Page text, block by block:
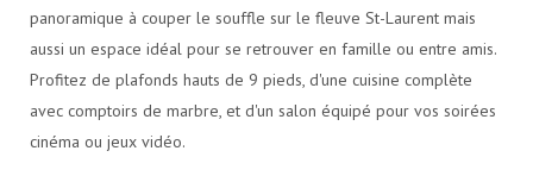
panoramique à couper le souffle sur le fleuve St-Laurent mais
aussi un espace idéal pour se retrouver en famille ou entre amis.
Profitez de plafonds hauts de 9 pieds, d'une cuisine complète
avec comptoirs de marbre, et d'un salon équipé pour vos soirées
cinéma ou jeux vidéo.